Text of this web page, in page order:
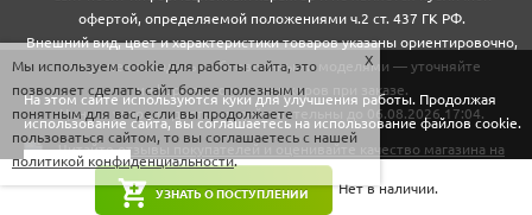
УЗНАТЬ О ПОСТУПЛЕНИИ Нет в наличии.
офертой, определяемой положениями ч.2 ст. 437 ГК РФ.
Внешний вид, цвет и характеристики товаров указаны ориентировочно,
могут не совпадать с обновленными моделями — уточняйте
информацию у менеджеров при заказе.
Цены и условия доставки действительны до 06.08.2026 17:04.
На этом сайте используются куки для улучшения работы. Продолжая
использование сайта, вы соглашаетесь на использование файлов cookie.
Закрыть
Мы используем cookie для работы сайта, это
позволяет сделать сайт более полезным и
понятным для вас, если вы продолжаете
пользоваться сайтом, то вы соглашаетесь с нашей
политикой конфиденциальности.